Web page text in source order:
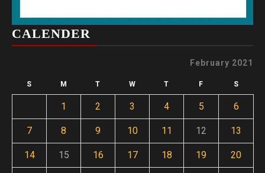
CALENDER
February 2021
S M T W T F S
1 2 3 4 5 6
7 8 9 10 11 12 13
14 15 16 17 18 19 20